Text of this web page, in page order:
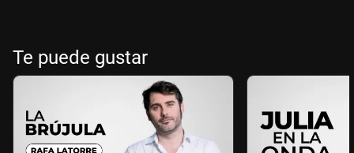
Te puede gustar